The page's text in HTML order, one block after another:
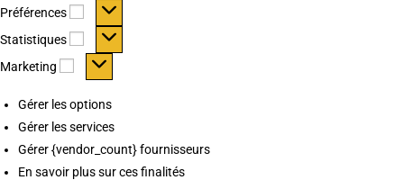
Préférences
Préférences
Statistiques Statistiques
Marketing Marketing
Gérer les options
Gérer les services
Gérer {vendor_count} fournisseurs
En savoir plus sur ces finalités